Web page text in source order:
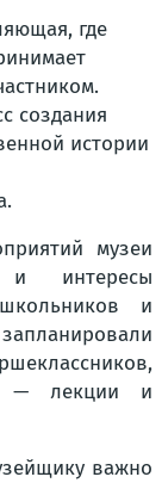
где
создания
истории
музеи
и интересы
и
— лекции и
важно